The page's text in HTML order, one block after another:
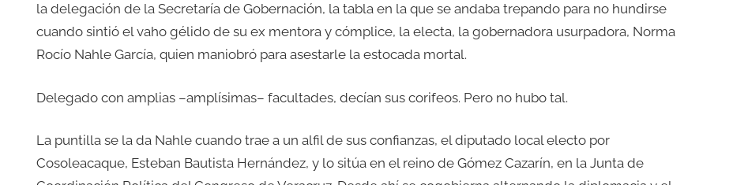
la delegación de la Secretaría de Gobernación, la tabla en la que se andaba trepando para no hundirse
cuando sintió el vaho gélido de su ex mentora y cómplice, la electa, la gobernadora usurpadora, Norma
Rocío Nahle García, quien maniobró para asestarle la estocada mortal.
Delegado con amplias –amplísimas– facultades, decían sus corifeos. Pero no hubo tal.
La puntilla se la da Nahle cuando trae a un alfil de sus confianzas, el diputado local electo por
Cosoleacaque, Esteban Bautista Hernández, y lo sitúa en el reino de Gómez Cazarín, en la Junta de